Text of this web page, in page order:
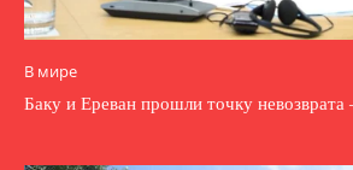
В мире
Баку и Ереван прошли точку